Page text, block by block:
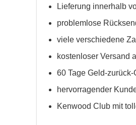
Lieferung innerhalb
problemlose
viele verschiedene
kostenloser Versand
60 Tage Geld-zurück-
hervorragender
Kenwood Club mit